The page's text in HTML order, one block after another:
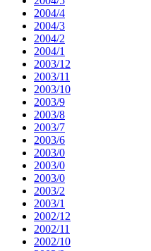
2004/4
2004/3
2004/2
2004/1
2003/12
2003/11
2003/10
2003/9
2003/8
2003/7
2003/6
2003/0
2003/0
2003/0
2003/2
2003/1
2002/12
2002/11
2002/10